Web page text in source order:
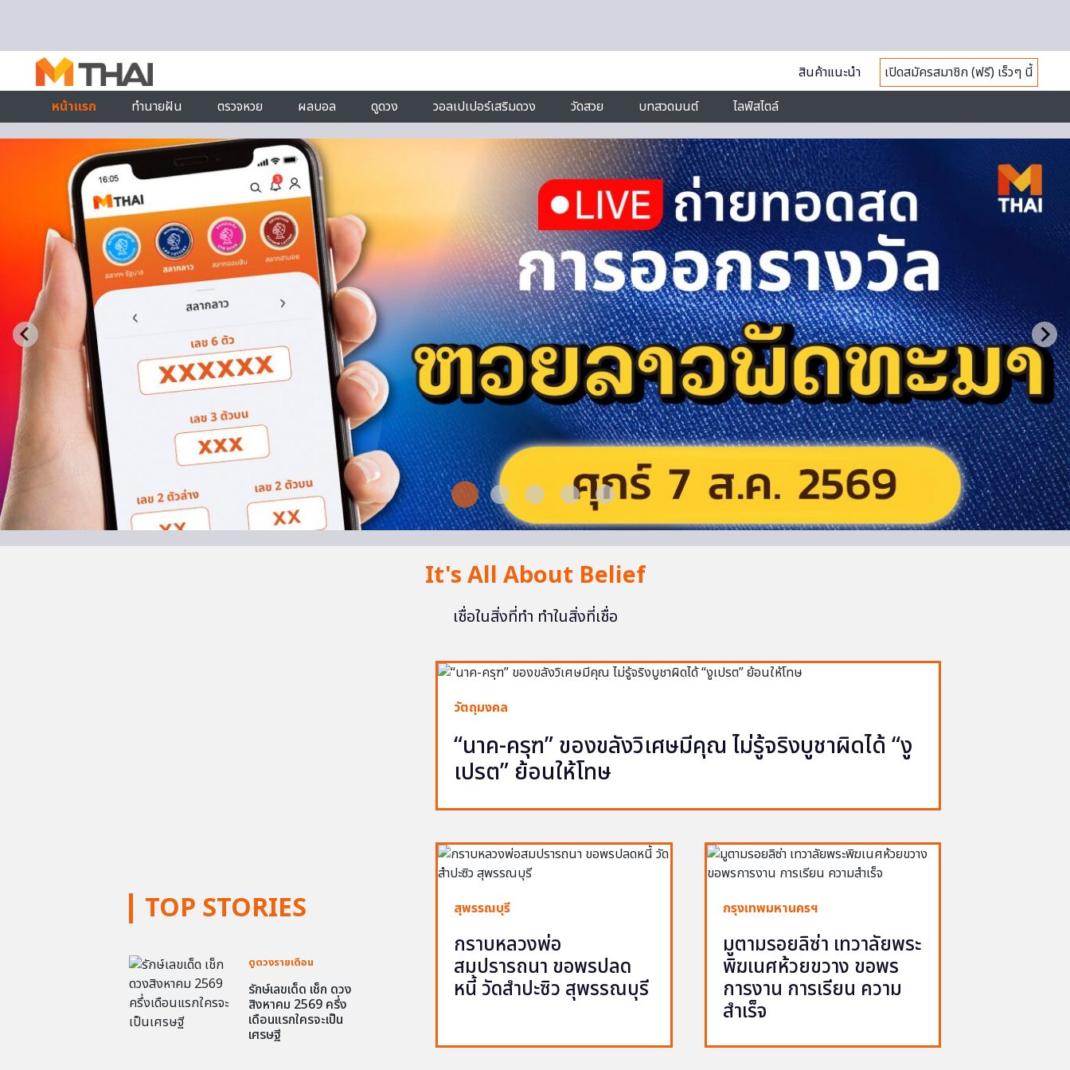
สินค้าแนะนำ
เปิดสมัครสมาชิก (ฟรี) เร็วๆ นี้
หน้าแรก
ทำนายฝัน ตรวจหวย ผลบอล ดูดวง วอลเปเปอร์เสริมดวง วัดสวย บทสวดมนต์ ไลฟ์สไตล์
It's All About Belief
เชื่อในสิ่งที่ทำ ทำในสิ่งที่เชื่อ
TOP STORIES
ดูดวงรายเดือน
รักษ์เลขเด็ด เช็ก ดวง
สิงหาคม 2569 ครึ่ง
เดือนแรกใครจะเป็น
เศรษฐี
วัตถุมงคล
“นาค-ครุฑ” ของขลังวิเศษมีคุณ ไม่รู้จริงบูชาผิดได้ “งู
เปรต” ย้อนให้โทษ
สุพรรณบุรี
กราบหลวงพ่อ
สมปรารถนา ขอพรปลด
หนี้ วัดสำปะซิว สุพรรณบุรี
กรุงเทพมหานครฯ
มูตามรอยลิซ่า เทวาลัยพระ
พิฆเนศห้วยขวาง ขอพร
การงาน การเรียน ความ
สำเร็จ